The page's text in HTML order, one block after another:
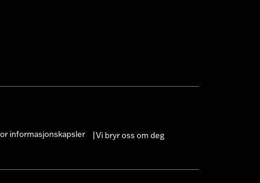
informasjonskapsler Vi bryr oss om deg